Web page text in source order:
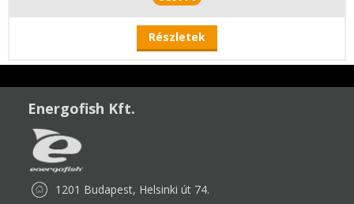
Részletek
Energofish Kft.
1201 Budapest, Helsinki út 74.